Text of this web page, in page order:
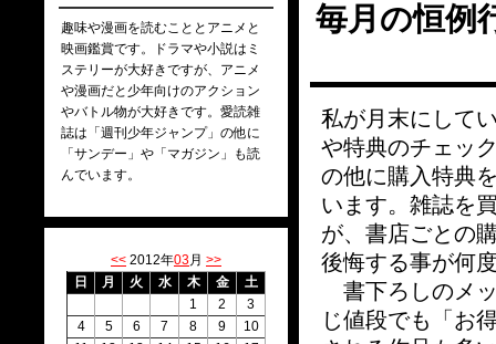
毎月の恒例
私が月末にして
や特典のチェッ
の他に購入特典
います。雑誌を
が、書店ごとの
後悔する事が何
書下ろしのメ
じ値段でも「お
趣味や漫画を読むこととアニメと
映画鑑賞です。ドラマや小説はミ
ステリーが大好きですが、アニメ
や漫画だと少年向けのアクション
やバトル物が大好きです。愛読雑
誌は「週刊少年ジャンプ」の他に
「サンデー」や「マガジン」も読
んでいます。
<< 2012年03月 >>
日
月 火 水 木 金
土
1
2
3
4
5 6 7 8 9
10